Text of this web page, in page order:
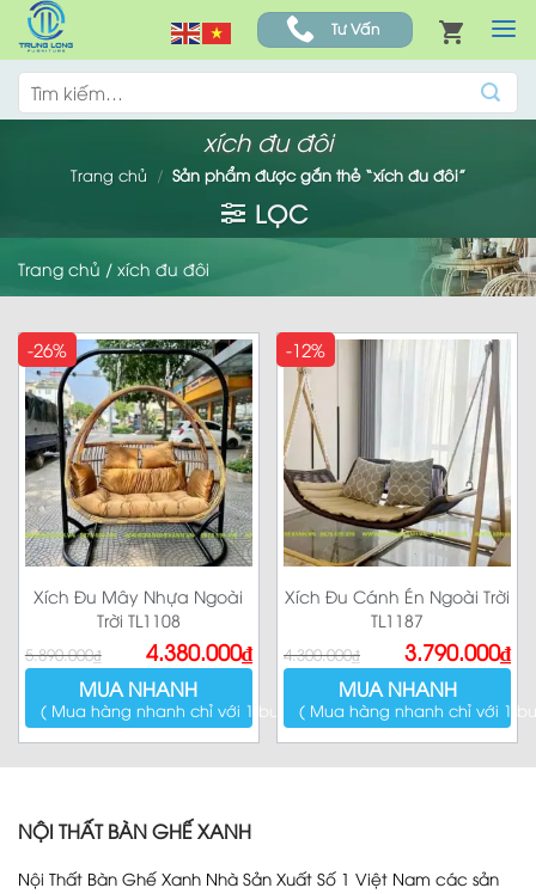
Skip
content
Tư Vấn
Tìm
kiếm:
xích đu đôi
Trang chủ / Sản phẩm được gắn thẻ “xích đu đôi”
LỌC
Trang chủ / xích đu đôi
-26%
Xích Đu Mây Nhựa Ngoài
Trời TL1108
5.890.000₫
Giá
gốc
là:
5.890.000₫.
4.380.000₫
Giá
hiện
tại
4.380.000₫.
MUA NHANH
( Mua hàng nhanh chỉ với 1 bước )
-12%
Xích Đu Cánh Én Ngoài Trời
TL1187
4.300.000₫
Giá
gốc
là:
4.300.000₫.
3.790.000₫
Giá
hiện
tại
3.790.000₫.
MUA NHANH
( Mua hàng nhanh chỉ với 1
NỘI THẤT BÀN GHẾ XANH
Nội Thất Bàn Ghế Xanh Nhà Sản Xuất Số 1 Việt Nam các sản